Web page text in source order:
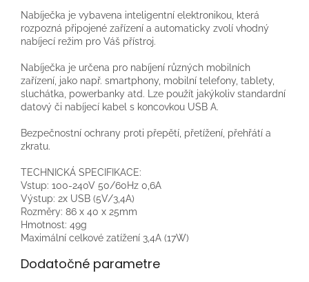
Nabíječka je vybavena inteligentní elektronikou, která
rozpozná připojené zařízení a automaticky zvolí vhodný
nabíjecí režim pro Váš přístroj.
Nabíječka je určena pro nabíjení různých mobilních
zařízení, jako např. smartphony, mobilní telefony, tablety,
sluchátka, powerbanky atd. Lze použít jakýkoliv standardní
datový či nabíjecí kabel s koncovkou USB A.
Bezpečnostní ochrany proti přepětí, přetížení, přehřátí a
zkratu.
TECHNICKÁ SPECIFIKACE:
Vstup: 100-240V 50/60Hz 0,6A
Výstup: 2x USB (5V/3,4A)
Rozměry: 86 x 40 x 25mm
Hmotnost: 49g
Maximální celkové zatížení 3,4A (17W)
Dodatočné parametre